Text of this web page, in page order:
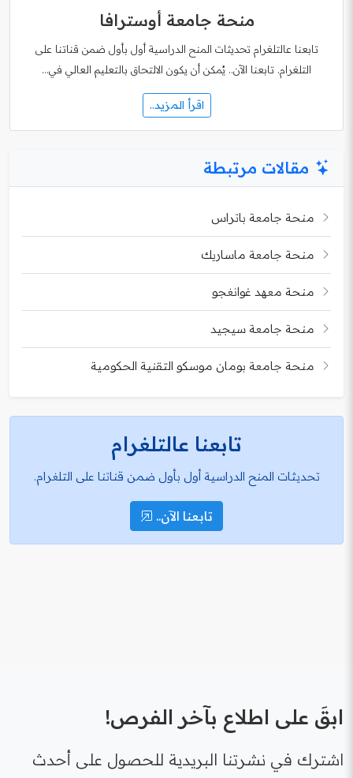
منحة جامعة أوسترافا
تابعنا عالتلغرام تحديثات المنح الدراسية أول بأول ضمن قناتنا على
التلغرام. تابعنا الآن.. يُمكن أن يكون الالتحاق بالتعليم العالي في…
اقرأ المزيد..
مقالات مرتبطة
منحة جامعة باتراس
منحة جامعة ماساريك
منحة معهد غوانغجو
منحة جامعة سيجيد
منحة جامعة بومان موسكو التقنية الحكومية
تابعنا عالتلغرام
تحديثات المنح الدراسية أول بأول ضمن قناتنا على التلغرام.
تابعنا الآن..
ابقَ على اطلاع بآخر الفرص!
اشترك في نشرتنا البريدية للحصول على أحدث